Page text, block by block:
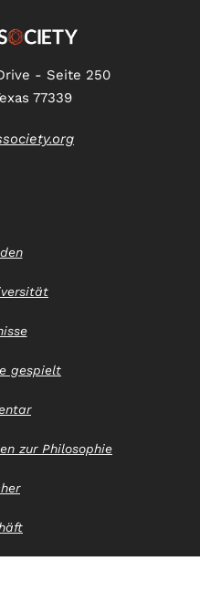
- Seite 250
77339
gespielt
zur Philosophie